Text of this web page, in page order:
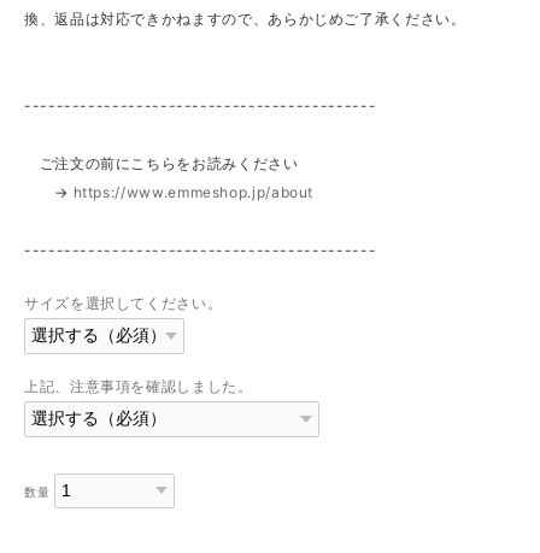
換、返品は対応できかねますので、あらかじめご了承ください。
--------------------------------------------
ご注文の前にこちらをお読みください
→ https://www.emmeshop.jp/about
--------------------------------------------
サイズを選択してください。
上記、注意事項を確認しました。
数量